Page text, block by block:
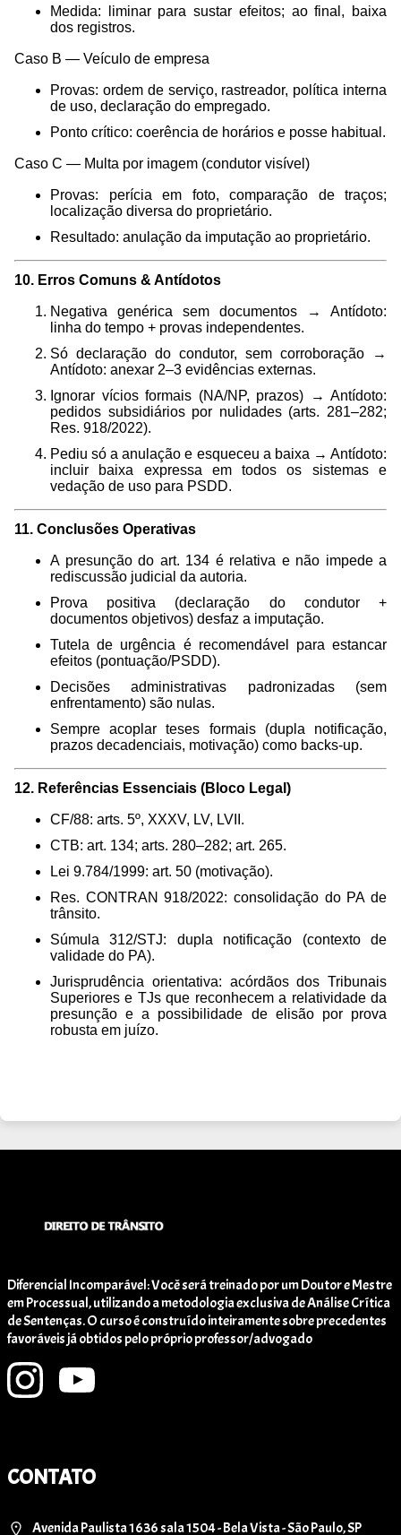
Medida: liminar para sustar efeitos; ao final, baixa
dos registros.
Caso B — Veículo de empresa
Provas: ordem de serviço, rastreador, política interna
de uso, declaração do empregado.
Ponto crítico: coerência de horários e posse habitual.
Caso C — Multa por imagem (condutor visível)
Provas: perícia em foto, comparação de traços;
localização diversa do proprietário.
Resultado: anulação da imputação ao proprietário.
10. Erros Comuns & Antídotos
Negativa genérica sem documentos → Antídoto:
linha do tempo + provas independentes.
Só declaração do condutor, sem corroboração →
Antídoto: anexar 2–3 evidências externas.
Ignorar vícios formais (NA/NP, prazos) → Antídoto:
pedidos subsidiários por nulidades (arts. 281–282;
Res. 918/2022).
Pediu só a anulação e esqueceu a baixa → Antídoto:
incluir baixa expressa em todos os sistemas e
vedação de uso para PSDD.
11. Conclusões Operativas
A presunção do art. 134 é relativa e não impede a
rediscussão judicial da autoria.
Prova positiva (declaração do condutor +
documentos objetivos) desfaz a imputação.
Tutela de urgência é recomendável para estancar
efeitos (pontuação/PSDD).
Decisões administrativas padronizadas (sem
enfrentamento) são nulas.
Sempre acoplar teses formais (dupla notificação,
prazos decadenciais, motivação) como backs-up.
12. Referências Essenciais (Bloco Legal)
CF/88: arts. 5º, XXXV, LV, LVII.
CTB: art. 134; arts. 280–282; art. 265.
Lei 9.784/1999: art. 50 (motivação).
Res. CONTRAN 918/2022: consolidação do PA de
trânsito.
Súmula 312/STJ: dupla notificação (contexto de
validade do PA).
Jurisprudência orientativa: acórdãos dos Tribunais
Superiores e TJs que reconhecem a relatividade da
presunção e a possibilidade de elisão por prova
robusta em juízo.
Diferencial Incomparável: Você será treinado por um Doutor e Mestre
em Processual, utilizando a metodologia exclusiva de Análise Crítica
de Sentenças. O curso é construído inteiramente sobre precedentes
favoráveis já obtidos pelo próprio professor/advogado
CONTATO
Avenida Paulista 1636 sala 1504 - Bela Vista - São Paulo, SP